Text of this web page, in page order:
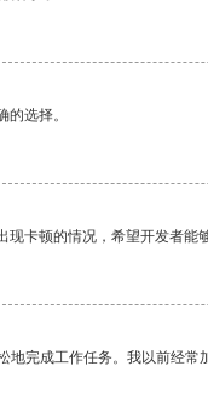
选择。
卡顿的情况，希望开发者能
完成工作任务。我以前经常